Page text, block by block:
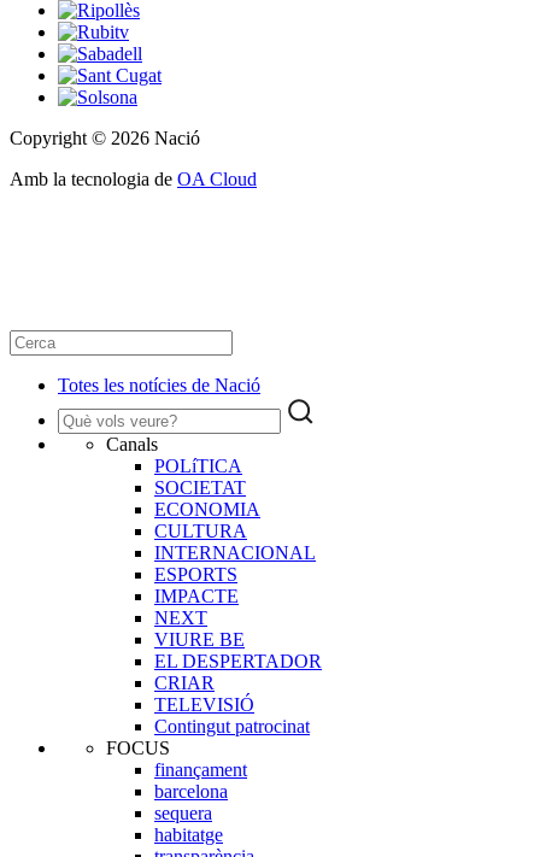
Copyright © 2026 Nació
Amb la tecnologia de OA Cloud
Totes les notícies de Nació
Canals
POLíTICA
SOCIETAT
ECONOMIA
CULTURA
INTERNACIONAL
ESPORTS
IMPACTE
NEXT
VIURE BE
EL DESPERTADOR
CRIAR
TELEVISIÓ
Contingut patrocinat
FOCUS
finançament
barcelona
sequera
habitatge